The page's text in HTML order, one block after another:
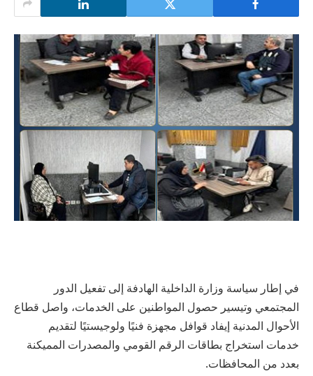
في إطار سياسة وزارة الداخلية الهادفة إلى تفعيل الدور
المجتمعي وتيسير حصول المواطنين على الخدمات، واصل قطاع
الأحوال المدنية إيفاد قوافل مجهزة فنيًا ولوجيستيًا لتقديم
خدمات استخراج بطاقات الرقم القومي والمصدرات المميكنة
بعدد من المحافظات.